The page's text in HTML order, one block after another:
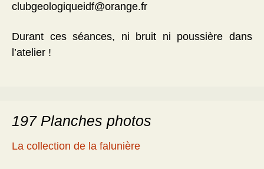
clubgeologiqueidf@orange.fr
Durant ces séances, ni bruit ni poussière dans
l’atelier !
197 Planches photos
La collection de la falunière